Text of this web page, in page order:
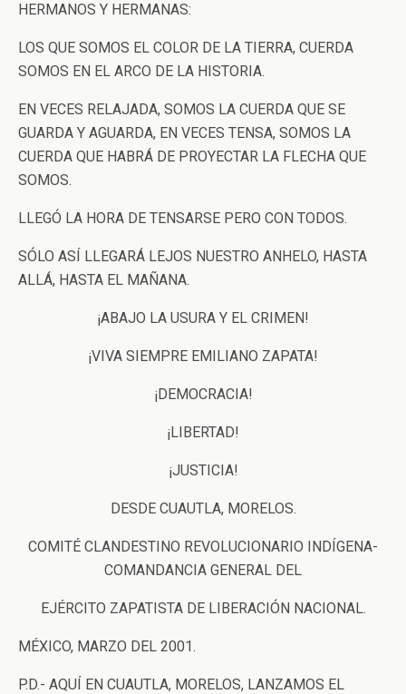
HERMANOS Y HERMANAS:
LOS QUE SOMOS EL COLOR DE LA TIERRA, CUERDA
SOMOS EN EL ARCO DE LA HISTORIA.
EN VECES RELAJADA, SOMOS LA CUERDA QUE SE
GUARDA Y AGUARDA, EN VECES TENSA, SOMOS LA
CUERDA QUE HABRÁ DE PROYECTAR LA FLECHA QUE
SOMOS.
LLEGÓ LA HORA DE TENSARSE PERO CON TODOS.
SÓLO ASÍ LLEGARÁ LEJOS NUESTRO ANHELO, HASTA
ALLÁ, HASTA EL MAÑANA.
¡ABAJO LA USURA Y EL CRIMEN!
¡VIVA SIEMPRE EMILIANO ZAPATA!
¡DEMOCRACIA!
¡LIBERTAD!
¡JUSTICIA!
DESDE CUAUTLA, MORELOS.
COMITÉ CLANDESTINO REVOLUCIONARIO INDÍGENA-
COMANDANCIA GENERAL DEL
EJÉRCITO ZAPATISTA DE LIBERACIÓN NACIONAL.
MÉXICO, MARZO DEL 2001.
P.D.- AQUÍ EN CUAUTLA, MORELOS, LANZAMOS EL